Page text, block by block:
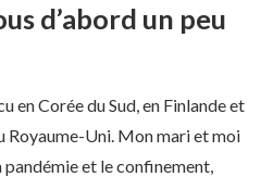
d’abord un peu
en Corée du Sud, en Finlande et
Royaume-Uni. Mon mari et moi
pandémie et le confinement,